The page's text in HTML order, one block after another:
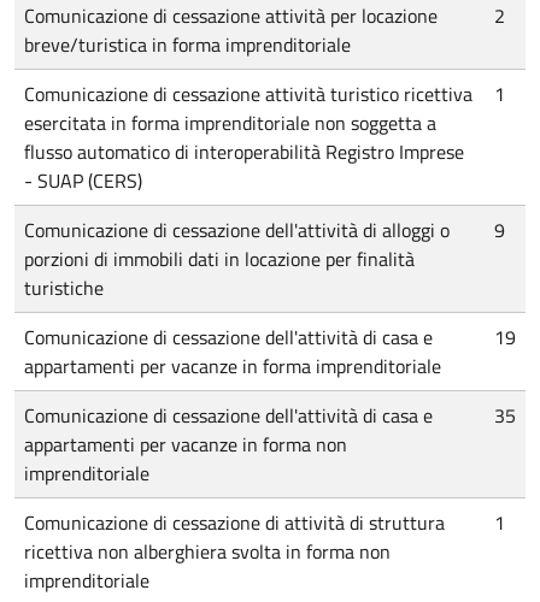
Comunicazione di cessazione attività per locazione
breve/turistica in forma imprenditoriale
2
Comunicazione di cessazione attività turistico ricettiva
esercitata in forma imprenditoriale non soggetta a
flusso automatico di interoperabilità Registro Imprese
- SUAP (CERS)
1
Comunicazione di cessazione dell'attività di alloggi o
porzioni di immobili dati in locazione per finalità
turistiche
9
Comunicazione di cessazione dell'attività di casa e
appartamenti per vacanze in forma imprenditoriale
19
Comunicazione di cessazione dell'attività di casa e
appartamenti per vacanze in forma non
imprenditoriale
35
Comunicazione di cessazione di attività di struttura
ricettiva non alberghiera svolta in forma non
imprenditoriale
1